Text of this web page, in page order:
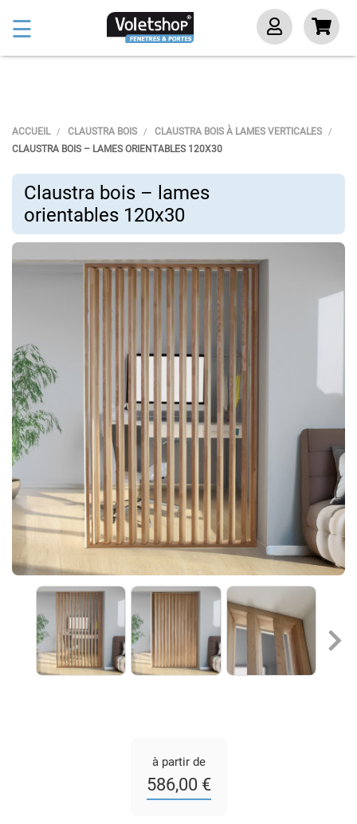
Basculer
la
☰
ACCUEIL CLAUSTRA BOIS
CLAUSTRA BOIS À LAMES VERTICALES
CLAUSTRA BOIS – LAMES ORIENTABLES 120X30
Claustra bois – lames
orientables 120x30
à partir de
586,00 €